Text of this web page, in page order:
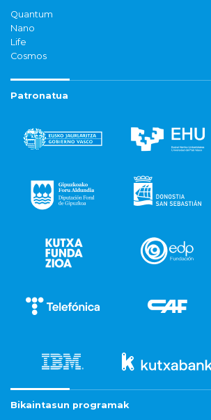
Quantum
Nano
Life
Cosmos
Patronatua
Bikaintasun programak